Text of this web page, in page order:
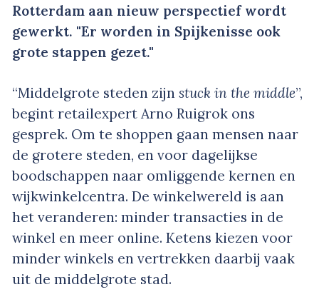
Rotterdam aan nieuw perspectief wordt
gewerkt. "Er worden in Spijkenisse ook
grote stappen gezet."
“Middelgrote steden zijn stuck in the middle”,
begint retailexpert Arno Ruigrok ons
gesprek. Om te shoppen gaan mensen naar
de grotere steden, en voor dagelijkse
boodschappen naar omliggende kernen en
wijkwinkelcentra. De winkelwereld is aan
het veranderen: minder transacties in de
winkel en meer online. Ketens kiezen voor
minder winkels en vertrekken daarbij vaak
uit de middelgrote stad.